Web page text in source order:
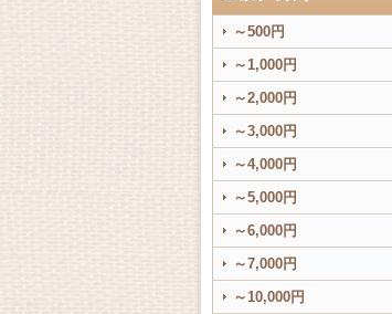
～500円
～1,000円
～2,000円
～3,000円
～4,000円
～5,000円
～6,000円
～7,000円
～10,000円